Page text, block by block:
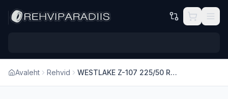
Avaleht Rehvid WESTLAKE Z-107 225/50 R17 98W XL